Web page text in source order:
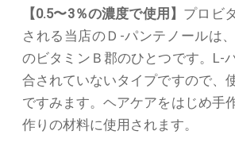
【0.5〜3％の濃度で使用】 プロビ
される当店のＤ-パンテノールは
のビタミンＢ郡のひとつです。L-
合されていないタイプですので、
ですみます。ヘアケアをはじめ手
作りの材料に使用されます。